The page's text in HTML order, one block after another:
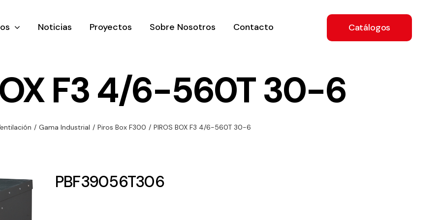
y
de
y
Ventilación
ventilación
Iluminación
Noticias Proyectos Sobre Nosotros Contacto Catálogos
F3 4/6-560T 30-6
/ Gama Industrial / Piros Box F300 / PIROS BOX F3 4/6-560T 30-6
PBF39056T306